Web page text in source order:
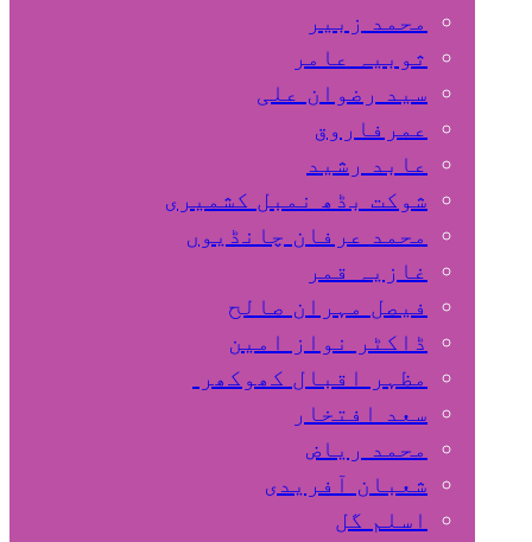
محمد زبیر
ثوبیہ عامر
سید رضوان علی
عمرفاروق
عابد رشید
شوکت بڈھ نمبل کشمیری
محمد عرفان چانڈیوں
غازیہ قمر
فیصل مہران صالح
ڈاکٹر نواز امین
مظہر اقبال کھوکھر
سعد افتخار
محمد ریاض
شعبان آفریدی
اسلم گل